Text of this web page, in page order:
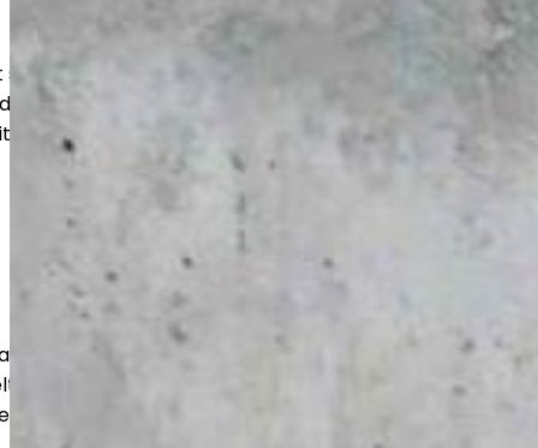
lattiaa kulutukselta,
Lopputulos on helppohoitoinen,
optimoitu.
betonipinnan tasaiseksi ja
niin uusille kuin vanhoille lattioille
käyttöön.